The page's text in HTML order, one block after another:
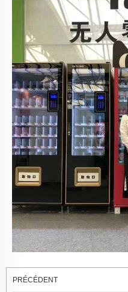
PRÉCÉDENT